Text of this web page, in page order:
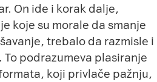
. On ide i korak dalje,
koje su morale da smanje
trebalo da razmisle i
To podrazumeva plasiranje
koji privlače pažnju,